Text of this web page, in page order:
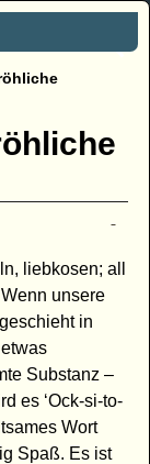
liebkosen; all
unsere
in
Substanz –
es ‘Ock-si-to-
Wort
Spaß. Es ist